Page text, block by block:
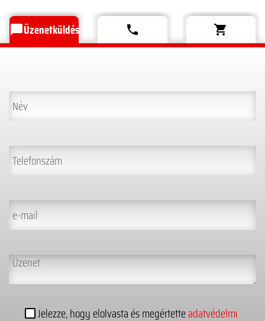
chat_bubbleÜzenetküldés phone shopping_cart
Jelezze, hogy elolvasta és megértetteadatvédelmi